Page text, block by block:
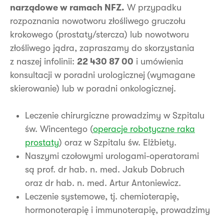
narządowe w ramach NFZ. W przypadku
rozpoznania nowotworu złośliwego gruczołu
krokowego (prostaty/stercza) lub nowotworu
złośliwego jądra, zapraszamy do skorzystania
z naszej infolinii: 22 430 87 00 i umówienia
konsultacji w poradni urologicznej (wymagane
skierowanie) lub w poradni onkologicznej.
Leczenie chirurgiczne prowadzimy w Szpitalu
św. Wincentego (operacje robotyczne raka
prostaty) oraz w Szpitalu św. Elżbiety.
Naszymi czołowymi urologami-operatorami
są prof. dr hab. n. med. Jakub Dobruch
oraz dr hab. n. med. Artur Antoniewicz.
Leczenie systemowe, tj. chemioterapię,
hormonoterapię i immunoterapię, prowadzimy